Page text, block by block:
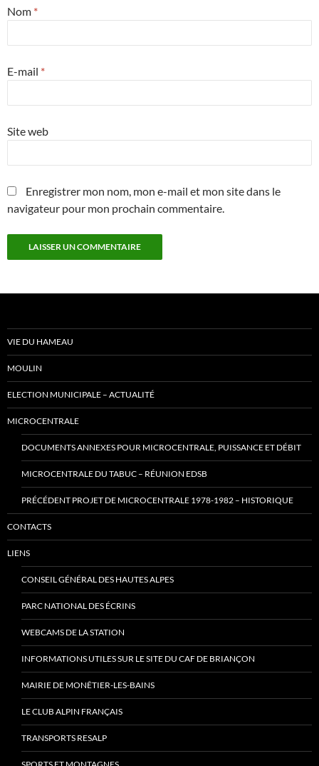
Nom *
E-mail *
Site web
Enregistrer mon nom, mon e-mail et mon site dans le
navigateur pour mon prochain commentaire.
VIE DU HAMEAU
MOULIN
ELECTION MUNICIPALE – ACTUALITÉ
MICROCENTRALE
DOCUMENTS ANNEXES POUR MICROCENTRALE, PUISSANCE ET DÉBIT
MICROCENTRALE DU TABUC – RÉUNION EDSB
PRÉCÉDENT PROJET DE MICROCENTRALE 1978-1982 – HISTORIQUE
CONTACTS
LIENS
CONSEIL GÉNÉRAL DES HAUTES ALPES
PARC NATIONAL DES ÉCRINS
WEBCAMS DE LA STATION
INFORMATIONS UTILES SUR LE SITE DU CAF DE BRIANÇON
MAIRIE DE MONÊTIER-LES-BAINS
LE CLUB ALPIN FRANÇAIS
TRANSPORTS RESALP